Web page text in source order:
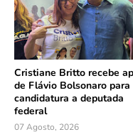
Cristiane Britto recebe
de Flávio Bolsonaro para
candidatura a deputada
federal
07 Agosto, 2026